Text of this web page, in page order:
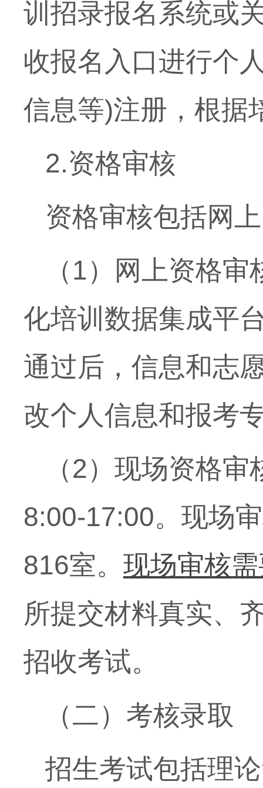
训招录报名系统或
收报名入口进行个
信息等)注册，根据
2.资格审核
资格审核包括网
（1）网上资格审
化培训数据集成平
通过后，信息和志
改个人信息和报考
（2）现场资格审
8:00-17:00。现场
816室。 现场审核
所提交材料真实、
招收考试。
（二）考核录取
招生考试包括理